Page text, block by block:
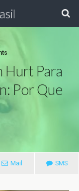
Hurt Para
Por Que
Mail SMS